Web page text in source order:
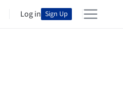
Log in Sign Up